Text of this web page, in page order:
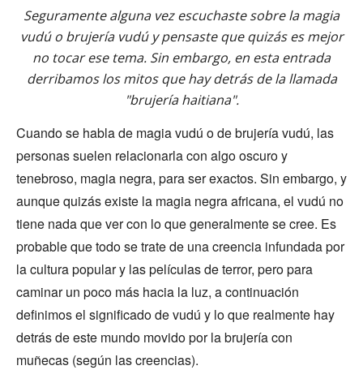
Seguramente alguna vez escuchaste sobre la magia
vudú o brujería vudú y pensaste que quizás es mejor
no tocar ese tema. Sin embargo, en esta entrada
derribamos los mitos que hay detrás de la llamada
"brujería haitiana".
Cuando se habla de magia vudú o de brujería vudú, las
personas suelen relacionarla con algo oscuro y
tenebroso, magia negra, para ser exactos. Sin embargo, y
aunque quizás existe la magia negra africana, el vudú no
tiene nada que ver con lo que generalmente se cree. Es
probable que todo se trate de una creencia infundada por
la cultura popular y las películas de terror, pero para
caminar un poco más hacia la luz, a continuación
definimos el significado de vudú y lo que realmente hay
detrás de este mundo movido por la brujería con
muñecas (según las creencias).